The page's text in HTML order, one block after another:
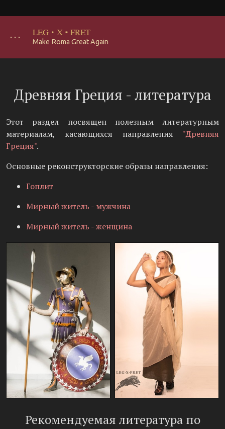
･･･ LEG · X · FRET
Make Roma Great Again
Древняя Греция - литература
Этот раздел посвящен полезным литературным
материалам, касающихся направления "Древняя
Греция".
Основные реконструкторские образы направления:
Гоплит
Мирный житель - мужчина
Мирный житель - женщина
Рекомендуемая литература по